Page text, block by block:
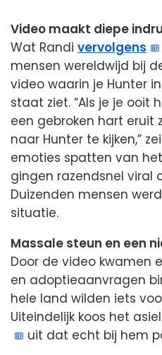
Video maakt diepe
Wat Randi vervolgens
mensen wereldwijd bij
video waarin je Hunter
staat ziet. “Als je je ooit
een gebroken hart eruit
naar Hunter te kijken,”
emoties spatten van
gingen razendsnel viral
Duizenden mensen
situatie.
Massale steun en een
Door de video kwamen
en adoptieaanvragen
hele land wilden iets
Uiteindelijk koos het
uit dat echt bij hem